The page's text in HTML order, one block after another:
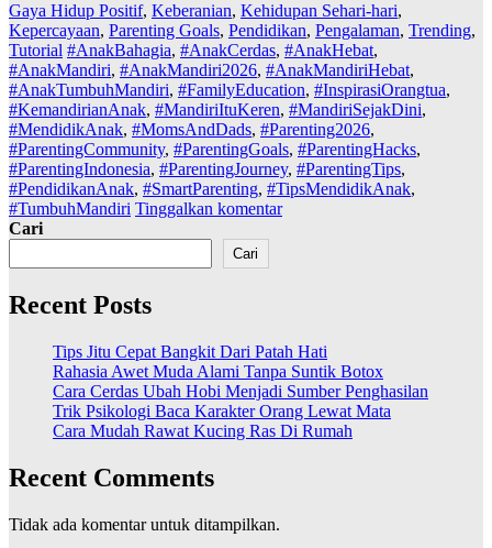
Gaya Hidup Positif, Keberanian, Kehidupan Sehari-hari,
Kepercayaan, Parenting Goals, Pendidikan, Pengalaman, Trending,
Tutorial #AnakBahagia, #AnakCerdas, #AnakHebat,
#AnakMandiri, #AnakMandiri2026, #AnakMandiriHebat,
#AnakTumbuhMandiri, #FamilyEducation, #InspirasiOrangtua,
#KemandirianAnak, #MandiriItuKeren, #MandiriSejakDini,
#MendidikAnak, #MomsAndDads, #Parenting2026,
#ParentingCommunity, #ParentingGoals, #ParentingHacks,
#ParentingIndonesia, #ParentingJourney, #ParentingTips,
#PendidikanAnak, #SmartParenting, #TipsMendidikAnak,
#TumbuhMandiri Tinggalkan komentar
Cari
Cari
Recent Posts
Tips Jitu Cepat Bangkit Dari Patah Hati
Rahasia Awet Muda Alami Tanpa Suntik Botox
Cara Cerdas Ubah Hobi Menjadi Sumber Penghasilan
Trik Psikologi Baca Karakter Orang Lewat Mata
Cara Mudah Rawat Kucing Ras Di Rumah
Recent Comments
Tidak ada komentar untuk ditampilkan.